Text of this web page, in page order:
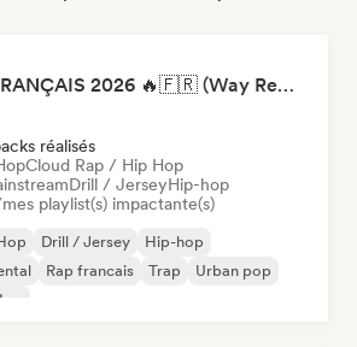
RAP FRANÇAIS 2026 🔥🇫🇷 (Way Records)
réalisés
Cloud Rap / Hip Hop
Drill / JerseyHip-hop
playlist(s) impactante(s)
Drill / Jersey
Hip-hop
Rap francais Trap
Urban pop